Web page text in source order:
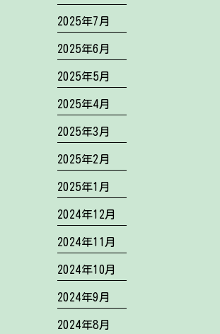
2025年7月
2025年6月
2025年5月
2025年4月
2025年3月
2025年2月
2025年1月
2024年12月
2024年11月
2024年10月
2024年9月
2024年8月